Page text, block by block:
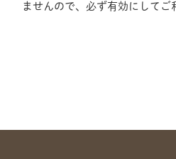
ませんので、必ず有効にしてご